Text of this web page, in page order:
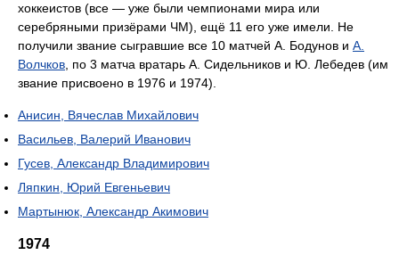
хоккеистов (все — уже были чемпионами мира или
серебряными призёрами ЧМ), ещё 11 его уже имели. Не
получили звание сыгравшие все 10 матчей А. Бодунов и А.
Волчков , по 3 матча вратарь А. Сидельников и Ю. Лебедев (им
звание присвоено в 1976 и 1974).
Анисин, Вячеслав Михайлович
Васильев, Валерий Иванович
Гусев, Александр Владимирович
Ляпкин, Юрий Евгеньевич
Мартынюк, Александр Акимович
1974